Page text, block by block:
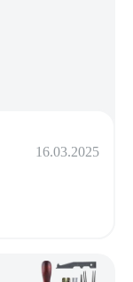
16.03.2025